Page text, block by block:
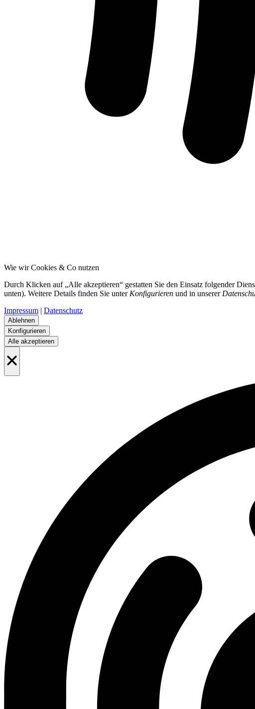
Wie wir Cookies & Co nutzen
Durch Klicken auf „Alle akzeptieren“ gestatten Sie den Einsatz folgender
unten). Weitere Details finden Sie unter Konfigurieren und in unserer
Impressum | Datenschutz
Ablehnen
Konfigurieren
Alle akzeptieren